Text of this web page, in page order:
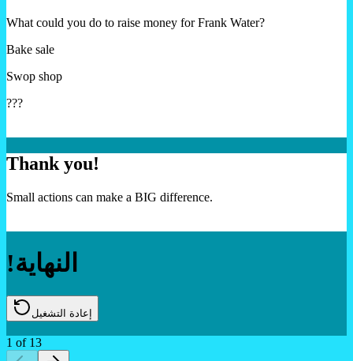
What could you do to raise money for Frank Water?
Bake sale
Swop shop
???
Thank you!
Small actions can make a BIG difference.
!النهاية
إعادة التشغيل
1 of 13